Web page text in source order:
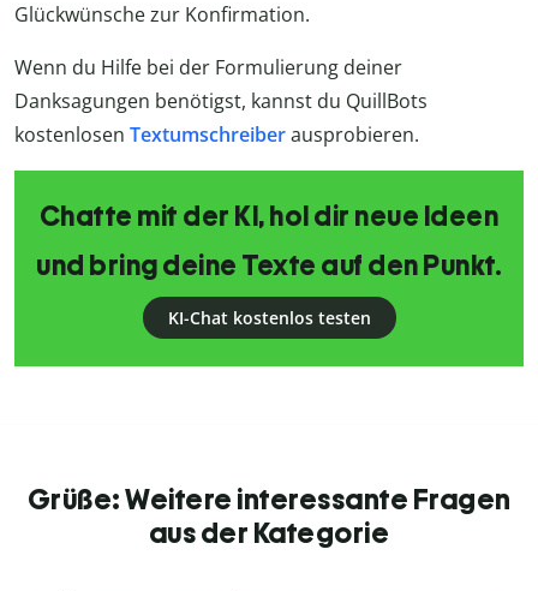
Glückwünsche zur Konfirmation.
Wenn du Hilfe bei der Formulierung deiner
Danksagungen benötigst, kannst du QuillBots
kostenlosen Textumschreiberausprobieren.
Chatte mit der KI, hol dir neue Ideen
und bring deine Texte auf den Punkt.
KI-Chat kostenlos testen
Grüße: Weitere interessante Fragen
aus der Kategorie